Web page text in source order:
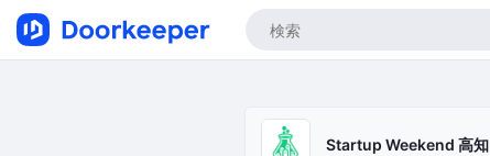
Startup Weekend 高知